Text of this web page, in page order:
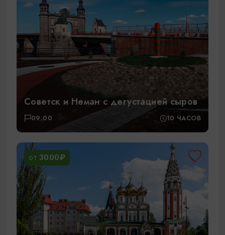
Советск и Неман с дегустацией сыров
09:00 10 ЧАСОВ
ОТ 3000₽